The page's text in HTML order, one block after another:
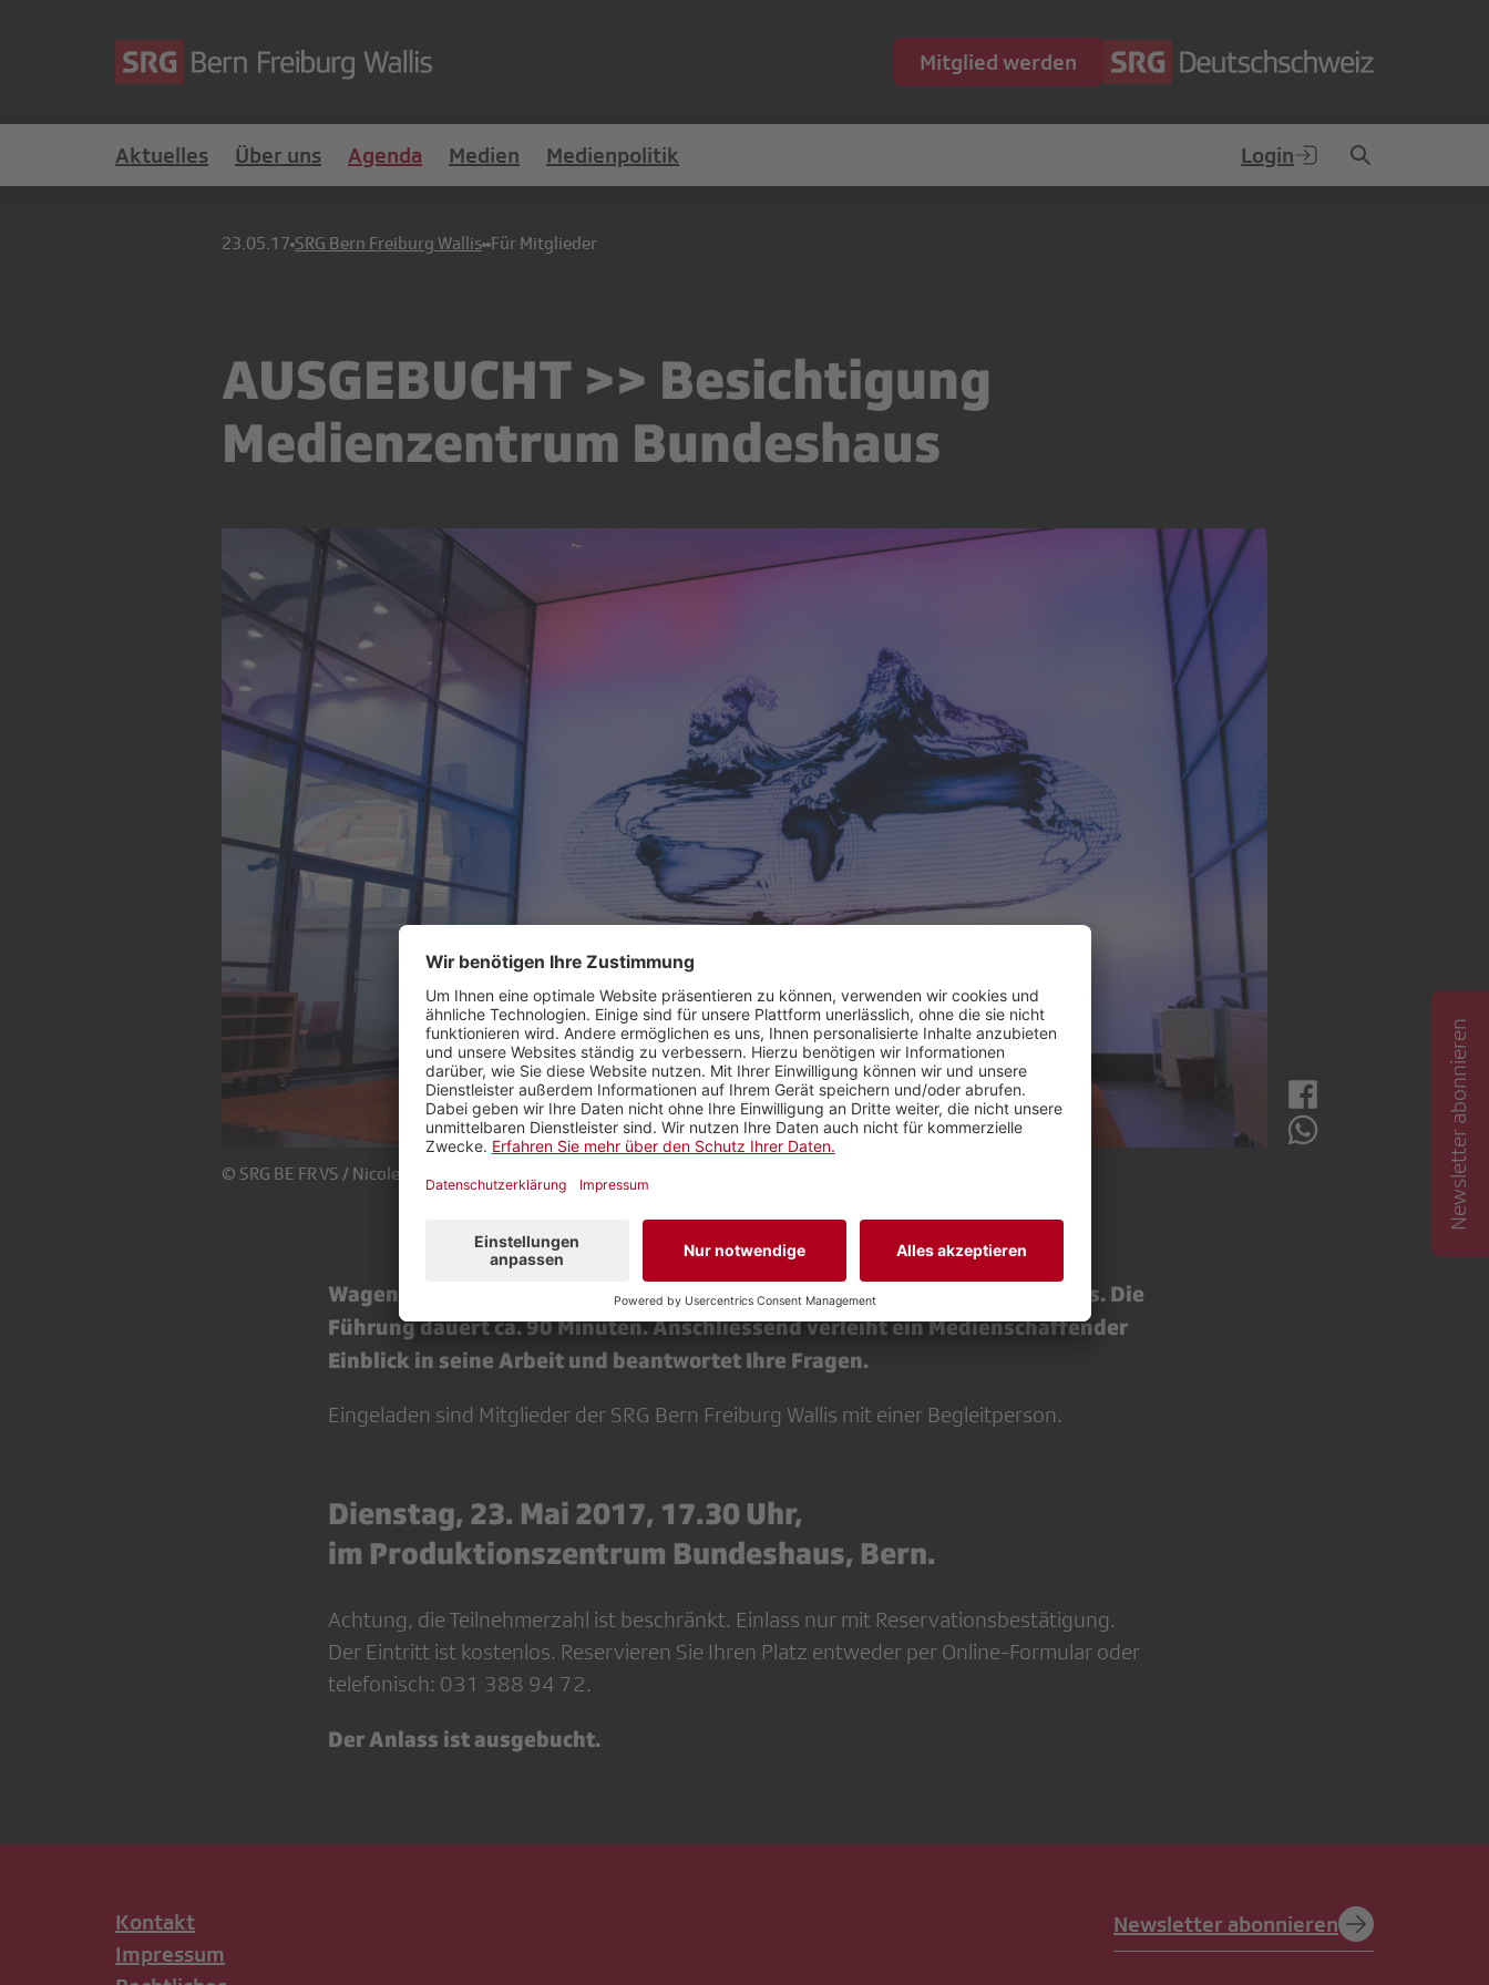
Mitglied werden
Aktuelles Über uns Agenda Medien Medienpolitik Login
23.05.17 SRG Bern Freiburg Wallis Für Mitglieder
AUSGEBUCHT >> Besichtigung
Medienzentrum Bundeshaus
© SRG BE FR VS / Nicole Imhof
Wagen Sie einen Blick hinter die Kulissen des Medienzentrums Bundeshaus. Die
Führung dauert ca. 90 Minuten. Anschliessend verleiht ein Medienschaffender
Einblick in seine Arbeit und beantwortet Ihre Fragen.
Eingeladen sind Mitglieder der SRG Bern Freiburg Wallis mit einer Begleitperson.
Dienstag, 23. Mai 2017, 17.30 Uhr,
im Produktionszentrum Bundeshaus, Bern.
Achtung, die Teilnehmerzahl ist beschränkt. Einlass nur mit Reservationsbestätigung.
Der Eintritt ist kostenlos. Reservieren Sie Ihren Platz entweder per Online-Formular oder
telefonisch: 031 388 94 72.
Der Anlass ist ausgebucht.
Newsletter abonnieren
Kontakt
Impressum
Newsletter abonnieren